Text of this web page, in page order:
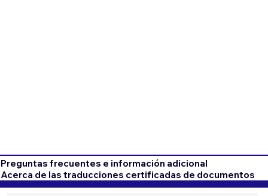
Preguntas frecuentes e información adicional
Acerca de las traducciones certificadas de documentos